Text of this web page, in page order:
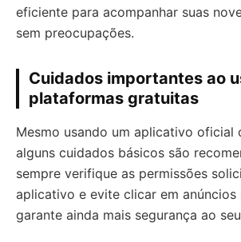
eficiente para acompanhar suas
sem preocupações.
Cuidados importantes ao
plataformas gratuitas
Mesmo usando um aplicativo oficial
alguns cuidados básicos são
sempre verifique as permissões
aplicativo e evite clicar em anúncios
garante ainda mais segurança ao